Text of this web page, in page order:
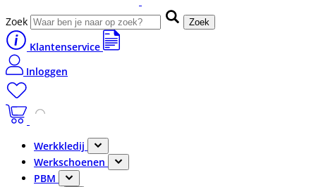
Zoek Zoek
Klantenservice
Inloggen
Werkkledij
Werkschoenen
PBM